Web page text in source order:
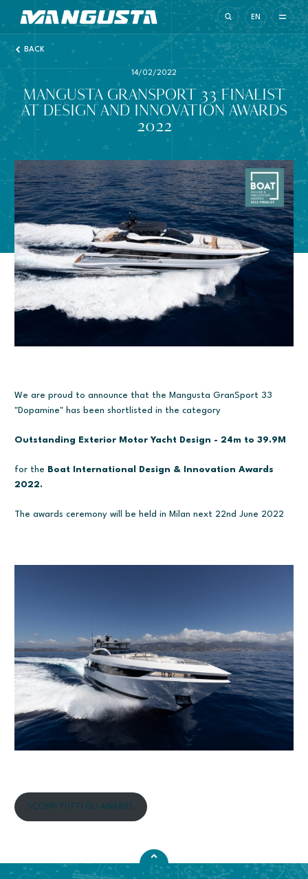
Mangusta Yachts
EN
BACK
14/02/2022
MANGUSTA GRANSPORT 33 FINALIST
AT DESIGN AND INNOVATION AWARDS
2022
We are proud to announce that the Mangusta GranSport 33
"Dopamine" has been shortlisted in the category
Outstanding Exterior Motor Yacht Design - 24m to 39.9M
for the
Boat International Design & Innovation Awards
2022.
The awards ceremony will be held in Milan next 22nd June 2022
SCOPRI TUTTI GLI AWARDS